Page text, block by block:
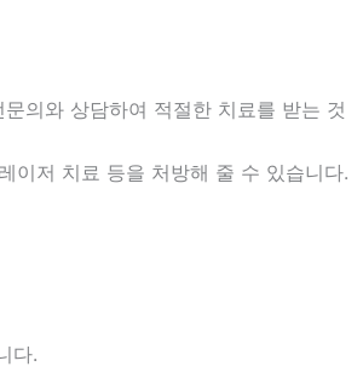
의와 상담하여 적절한 치료를 받는 것
이저 치료 등을 처방해 줄 수 있습니다.
다.